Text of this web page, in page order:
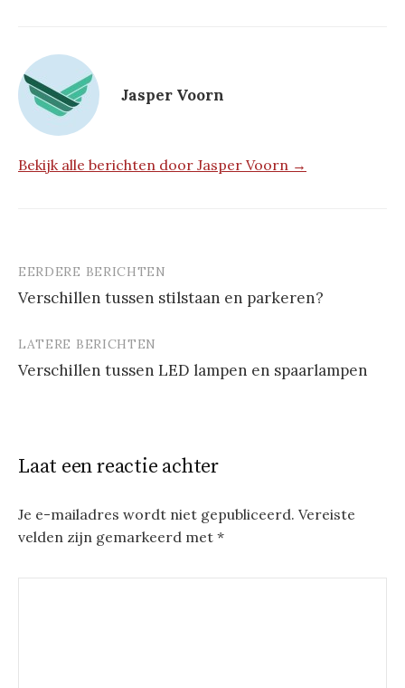
Jasper Voorn
Bekijk alle berichten door Jasper Voorn →
Berichtnavigatie
EERDERE BERICHTEN
Verschillen tussen stilstaan en parkeren?
LATERE BERICHTEN
Verschillen tussen LED lampen en spaarlampen
Laat een reactie achter
Je e-mailadres wordt niet gepubliceerd. Vereiste
velden zijn gemarkeerd met *